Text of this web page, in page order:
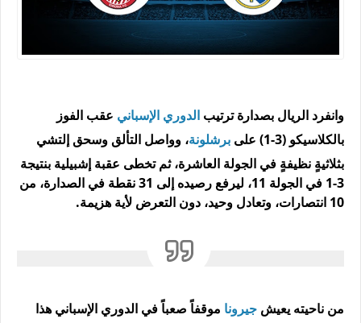
وانفرد الريال بصدارة ترتيب الدوري الإسباني عقب الفوز
بالكلاسيكو (3-1) على
برشلونة، وواصل التألق وسحق إلتشي
بثلاثيةٍ نظيفةٍ في الجولة العاشرة، ثم تخطى عقبة إشبيلية بنتيجة
3-1 في الجولة 11، ليرفع رصيده إلى 31 نقطة في الصدارة، من
10 انتصارات، وتعادل وحيد، دون التعرض لأية هزيمة.
من ناحيته يعيش جيرونا موقفاً صعباً في الدوري الإسباني هذا